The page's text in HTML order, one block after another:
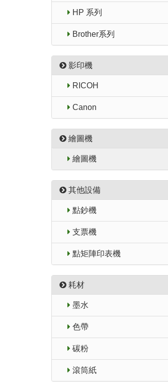
HP 系列
Brother系列
影印機
RICOH
Canon
繪圖機
繪圖機
其他設備
點鈔機
支票機
點矩陣印表機
耗材
墨水
色帶
碳粉
滾筒紙